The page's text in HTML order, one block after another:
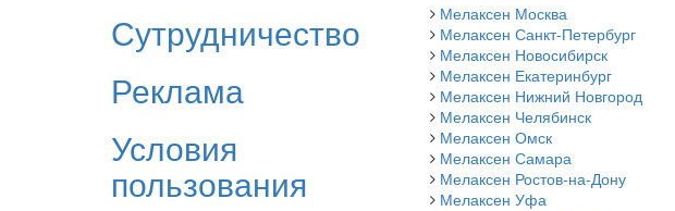
Сутрудничество
Реклама
Условия
пользования
Мелаксен Москва
Мелаксен Санкт-Петербург
Мелаксен Новосибирск
Мелаксен Екатеринбург
Мелаксен Нижний Новгород
Мелаксен Челябинск
Мелаксен Омск
Мелаксен Самара
Мелаксен Ростов-на-Дону
Мелаксен Уфа